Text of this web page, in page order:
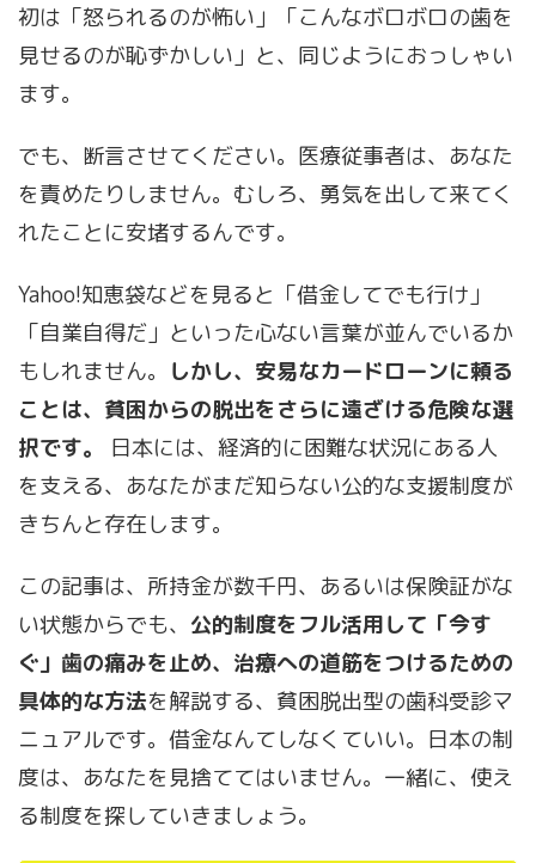
初は「怒られるのが怖い」「こんなボロボロの歯を
見せるのが恥ずかしい」と、同じようにおっしゃい
ます。
でも、断言させてください。医療従事者は、あなた
を責めたりしません。むしろ、勇気を出して来てく
れたことに安堵するんです。
Yahoo!知恵袋などを見ると「借金してでも行け」
「自業自得だ」といった心ない言葉が並んでいるか
もしれません。 しかし、安易なカードローンに頼る
ことは、貧困からの脱出をさらに遠ざける危険な選
択です。
日本には、経済的に困難な状況にある人
を支える、あなたがまだ知らない公的な支援制度が
きちんと存在します。
この記事は、所持金が数千円、あるいは保険証がな
い状態からでも、 公的制度をフル活用して「今す
ぐ」歯の痛みを止め、治療への道筋をつけるための
具体的な方法を解説する、貧困脱出型の歯科受診マ
ニュアルです。借金なんてしなくていい。日本の制
度は、あなたを見捨ててはいません。一緒に、使え
る制度を探していきましょう。